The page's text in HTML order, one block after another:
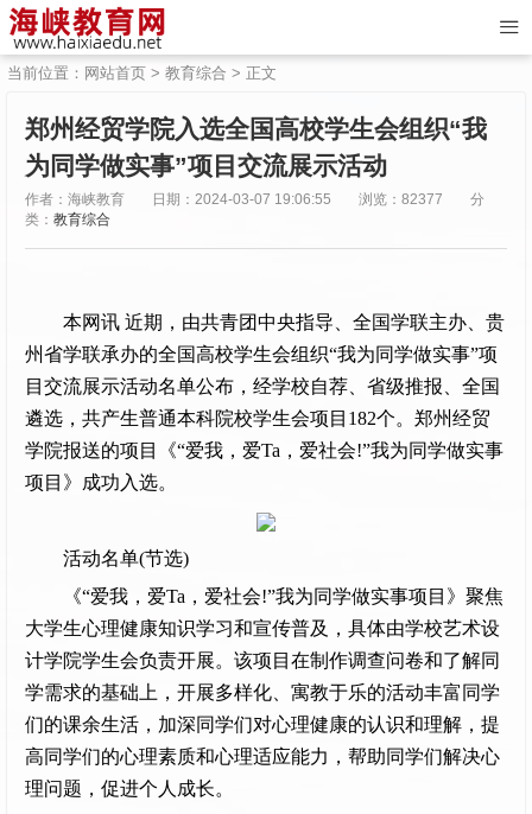
当前位置： 网站首页 > 教育综合 > 正文
郑州经贸学院入选全国高校学生会组织“我
为同学做实事”项目交流展示活动
作者：海峡教育 日期：2024-03-07 19:06:55 浏览：82377
分
类： 教育综合
本网讯 近期，由共青团中央指导、全国学联主办、贵
州省学联承办的全国高校学生会组织“我为同学做实事”项
目交流展示活动名单公布，经学校自荐、省级推报、全国
遴选，共产生普通本科院校学生会项目182个。郑州经贸
学院报送的项目《“爱我，爱Ta，爱社会!”我为同学做实事
项目》成功入选。
活动名单(节选)
《“爱我，爱Ta，爱社会!”我为同学做实事项目》聚焦
大学生心理健康知识学习和宣传普及，具体由学校艺术设
计学院学生会负责开展。该项目在制作调查问卷和了解同
学需求的基础上，开展多样化、寓教于乐的活动丰富同学
们的课余生活，加深同学们对心理健康的认识和理解，提
高同学们的心理素质和心理适应能力，帮助同学们解决心
理问题，促进个人成长。